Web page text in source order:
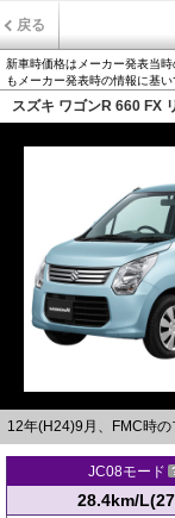
戻る
新車時価格はメーカー発表当
もメーカー発表時の情報に基い
スズキ ワゴンR 660 FX
12年(H24)9月、FMC時
JC08モード
28.4km/